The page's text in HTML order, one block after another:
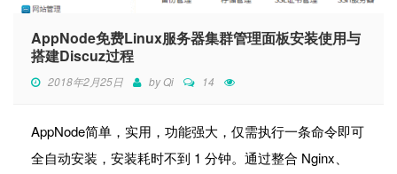
AppNode免费Linux服务器集群管理面板安装使用与
搭建Discuz过程
2018年2月25日 byQi 14
AppNode简单，实用，功能强大，仅需执行一条命令即可
全自动安装，安装耗时不到 1 分钟。通过整合 Nginx、